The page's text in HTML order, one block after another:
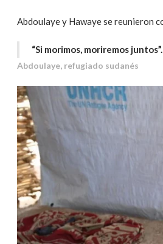
Abdoulaye y Hawaye se reunieron
“Si morimos, moriremos juntos”.
Abdoulaye, refugiado sudanés